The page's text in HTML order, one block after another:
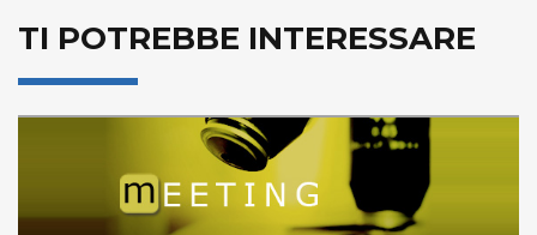
TI POTREBBE INTERESSARE